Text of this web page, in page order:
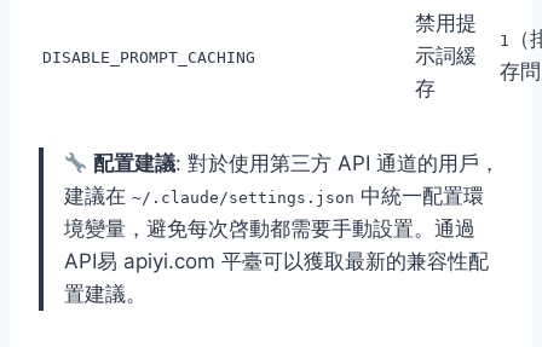
DISABLE_PROMPT_CACHING
禁用提
示詞緩
存
1
存
配置建議: 對於使用第三方 API 通道的用戶，
建議在 ~/.claude/settings.json 中統一配置環
境變量，避免每次啓動都需要手動設置。通過
API易 apiyi.com 平臺可以獲取最新的兼容性配
置建議。